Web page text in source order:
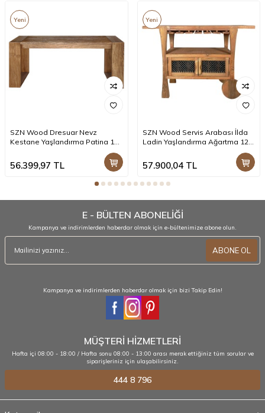
Yeni
SZN Wood Dresuar Nevz
Kestane Yaşlandırma Patina 180
56.399,97 TL
Yeni
SZN Wood Servis Arabası İlda
Ladin Yaşlandırma Ağartma 128
57.900,04TL
E - BÜLTEN ABONELİĞİ
Kampanya ve indirimlerden haberdar olmak için e-bültenimize abone olun.
ABONE OL
Kampanya ve indirimlerden haberdar olmak için bizi Takip Edin!
MÜŞTERİ HİZMETLERİ
Hafta içi 08:00 - 18:00 / Hafta sonu 08:00 - 13:00 arası merak ettiğiniz tüm sorular ve
siparişleriniz için ulaşabilirsiniz.
444 8 796